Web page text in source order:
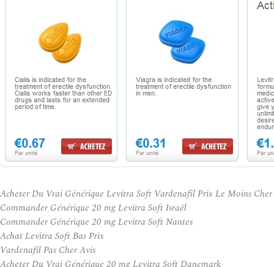
Acheter Du Vrai Générique Levitra Soft Vardenafil Prix Le Moins Cher
Commander Générique 20 mg Levitra Soft Israël
Commander Générique 20 mg Levitra Soft Nantes
Achat Levitra Soft Bas Prix
Vardenafil Pas Cher Avis